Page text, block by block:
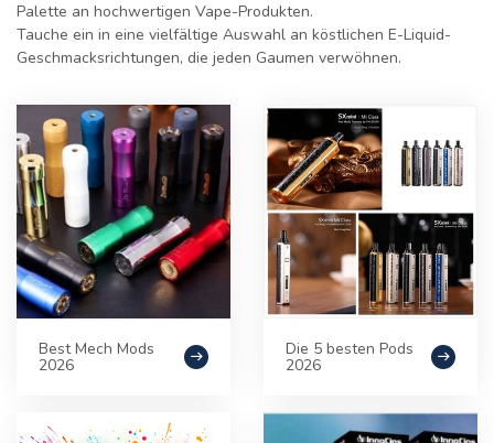
Palette an hochwertigen Vape-Produkten.
Tauche ein in eine vielfältige Auswahl an köstlichen E-Liquid-
Geschmacksrichtungen, die jeden Gaumen verwöhnen.
Best Mech Mods
2026
Die 5 besten Pods
2026